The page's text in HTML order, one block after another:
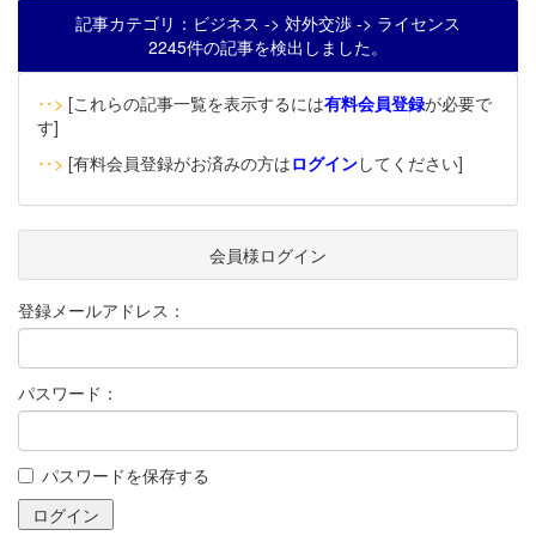
記事カテゴリ：ビジネス -> 対外交渉 -> ライセンス
2245件の記事を検出しました。
‥> [これらの記事一覧を表示するには有料会員登録が必要で
す]
‥> [有料会員登録がお済みの方はログインしてください]
会員様ログイン
登録メールアドレス：
パスワード：
パスワードを保存する